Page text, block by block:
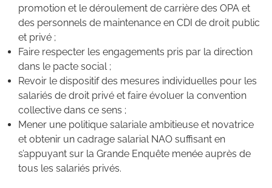
promotion et le déroulement de carrière des OPA et
des personnels de maintenance en CDI de droit public
et privé ;
Faire respecter les engagements pris par la direction
dans le pacte social ;
Revoir le dispositif des mesures individuelles pour les
salariés de droit privé et faire évoluer la convention
collective dans ce sens ;
Mener une politique salariale ambitieuse et novatrice
et obtenir un cadrage salarial NAO suffisant en
s’appuyant sur la Grande Enquête menée auprès de
tous les salariés privés.